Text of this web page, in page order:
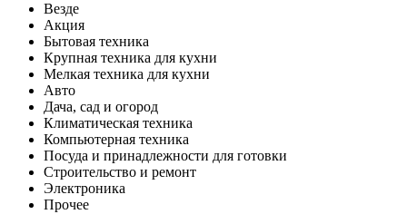
Везде
Акция
Бытовая техника
Крупная техника для кухни
Мелкая техника для кухни
Авто
Дача, сад и огород
Климатическая техника
Компьютерная техника
Посуда и принадлежности для готовки
Строительство и ремонт
Электроника
Прочее